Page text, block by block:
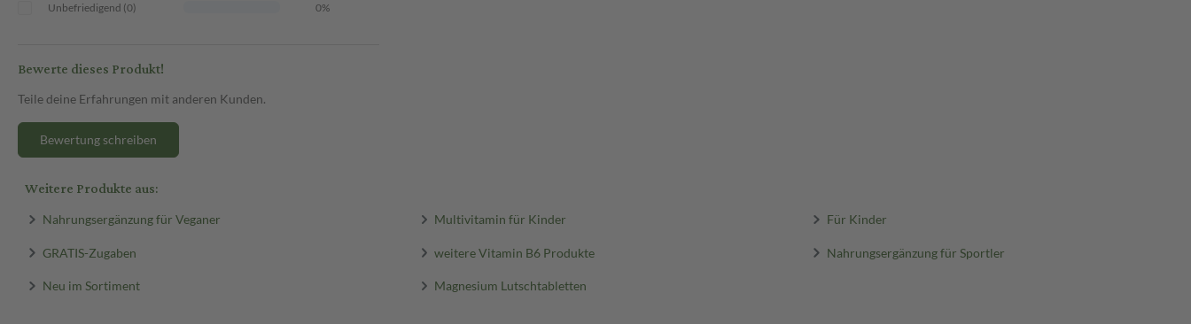
Unbefriedigend (0) 0%
Bewerte dieses Produkt!
Teile deine Erfahrungen mit anderen Kunden.
Bewertung schreiben
Weitere Produkte aus:
Nahrungsergänzung für Veganer Multivitamin für Kinder Für Kinder
GRATIS-Zugaben weitere Vitamin B6 Produkte Nahrungsergänzung für Sportler
Neu im Sortiment Magnesium Lutschtabletten